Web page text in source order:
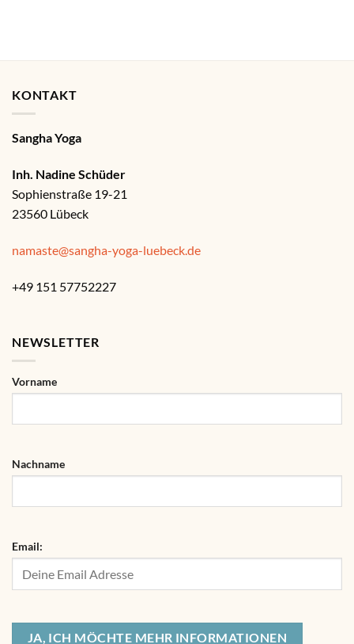
KONTAKT
Sangha Yoga
Inh. Nadine Schüder
Sophienstraße 19-21
23560 Lübeck
namaste@sangha-yoga-luebeck.de
+49 151 57752227
NEWSLETTER
Vorname
Nachname
Email: